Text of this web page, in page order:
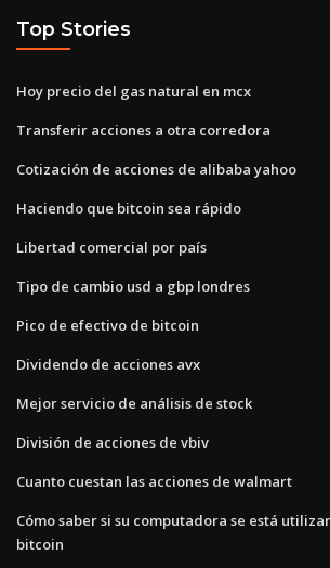
Top Stories
Hoy precio del gas natural en mcx
Transferir acciones a otra corredora
Cotización de acciones de alibaba yahoo
Haciendo que bitcoin sea rápido
Libertad comercial por país
Tipo de cambio usd a gbp londres
Pico de efectivo de bitcoin
Dividendo de acciones avx
Mejor servicio de análisis de stock
División de acciones de vbiv
Cuanto cuestan las acciones de walmart
Cómo saber si su computadora se está
bitcoin